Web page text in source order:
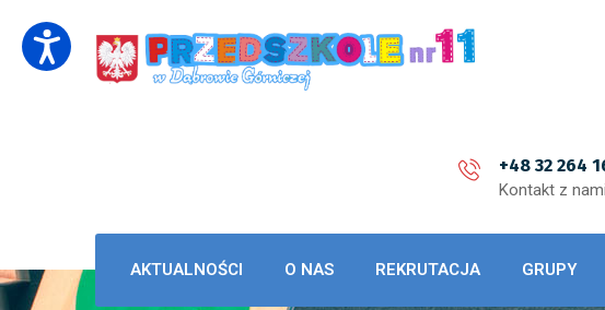
+48 32 264
Kontakt z nami
AKTUALNOŚCI O NAS REKRUTACJA GRUPY